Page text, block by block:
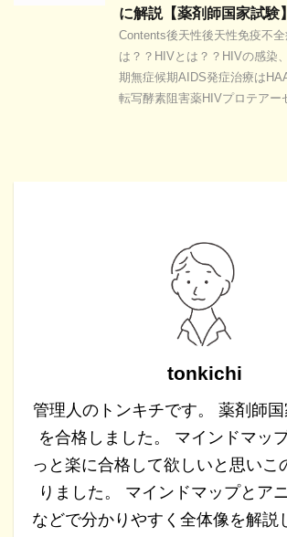
に解説【薬剤師国家試験】
Contents後天性後天性免疫不
は？？HIVとは？？HIVの感染
期無症候期AIDS発症治療は
転写酵素阻害薬HIVプロテアー
tonkichi
管理人のトンキチです。 薬剤師
を合格しました。 マインドマッ
っと楽に合格して欲しいと思いこ
りました。 マインドマップとア
などで分かりやすく全体像を解説